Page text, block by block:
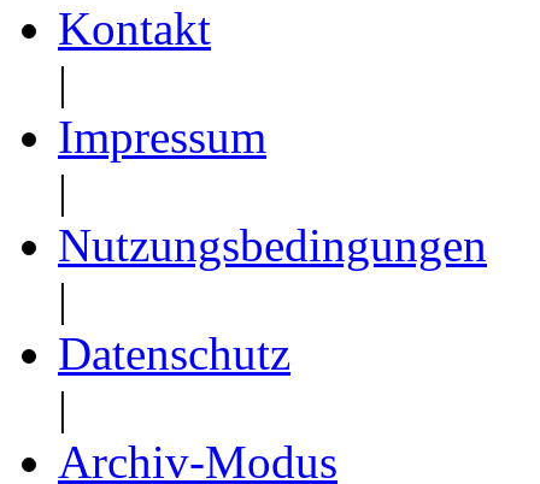
Kontakt
|
Impressum
|
Nutzungsbedingungen
|
Datenschutz
|
Archiv-Modus